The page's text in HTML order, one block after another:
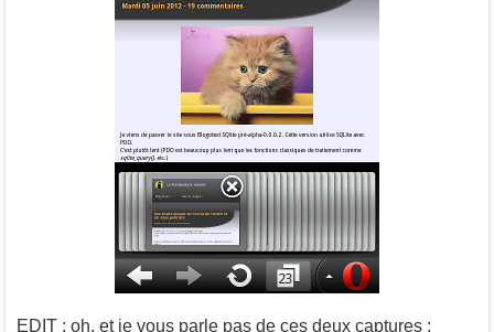
EDIT : oh, et je vous parle pas de ces deux captures :